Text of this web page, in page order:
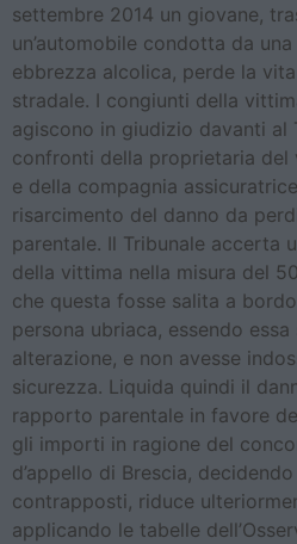
settembre 2014 un giovane,
un’automobile condotta da
ebbrezza alcolica, perde la
stradale. I congiunti della
agiscono in giudizio davanti al
confronti della proprietaria del
e della compagnia
risarcimento del danno da
parentale. Il Tribunale accerta
della vittima nella misura del
che questa fosse salita a
persona ubriaca, essendo
alterazione, e non avesse
sicurezza. Liquida quindi il
rapporto parentale in favore
gli importi in ragione del
d’appello di Brescia,
contrapposti, riduce
applicando le tabelle